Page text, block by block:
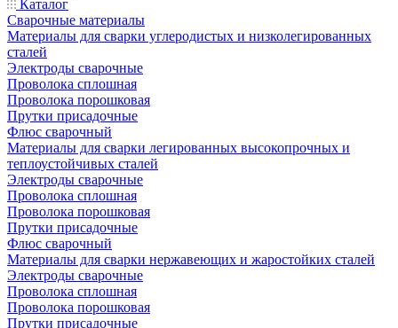
Каталог
Сварочные материалы
Материалы для сварки углеродистых и низколегированных
сталей
Электроды сварочные
Проволока сплошная
Проволока порошковая
Прутки присадочные
Флюс сварочный
Материалы для сварки легированных высокопрочных и
теплоустойчивых сталей
Электроды сварочные
Проволока сплошная
Проволока порошковая
Прутки присадочные
Флюс сварочный
Материалы для сварки нержавеющих и жаростойких сталей
Электроды сварочные
Проволока сплошная
Проволока порошковая
Прутки присадочные